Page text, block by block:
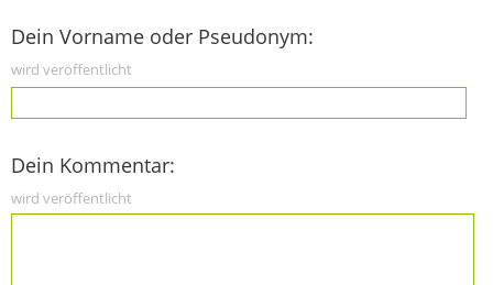
Dein Vorname oder Pseudonym:
wird veröffentlicht
Dein Kommentar:
wird veröffentlicht